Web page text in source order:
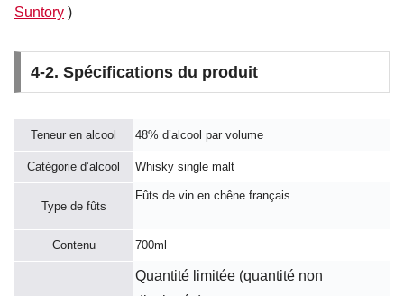
Suntory )
4-2. Spécifications du produit
Teneur en alcool 48% d’alcool par volume
Catégorie d’alcool Whisky single malt
Type de fûts
Fûts de vin en chêne français
Contenu 700ml
Quantité limitée (quantité non